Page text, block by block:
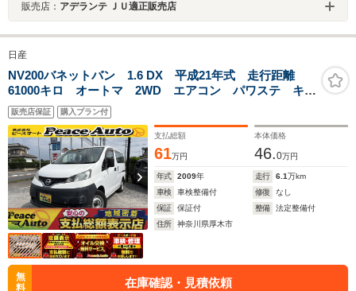
販売店： アデランテ ＪＵ適正販売店
日産
NV200バネットバン 1.6 DX 平成21年式 走行距離
61000キロ オートマ 2WD エアコン パワステ キー
レス パワーウインドウ ライトレベライザー 両側ス
ライドドア 最大積載600キロ 修復歴無し
販売店保証 購入プラン付
支払総額
61万円
本体価格
46.0万円
年式 2009年 走行 6.1万km
車検
車検整備付 修復
なし
保証
保証付 整備
法定整備付
住所
神奈川県厚木市
無
料
在庫確認・見積依頼